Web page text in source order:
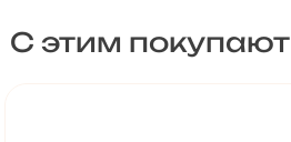
С этим покупают